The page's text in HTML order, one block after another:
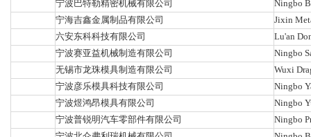
宁波巴特勒精密机械有限公司
Ningbo
宁海吉鑫金属制品有限公司
Jixin
六安东科科技有限公司
Lu'an
宁波赛亚益机械制造有限公司
Ningbo
无锡市龙珠模具制造有限公司
Wuxi
宁波彦乐模具科技有限公司
Ningbo
宁波煜鸿昂模具有限公司
Ningbo
宁波普锐明汽车零部件有限公司
Ningbo